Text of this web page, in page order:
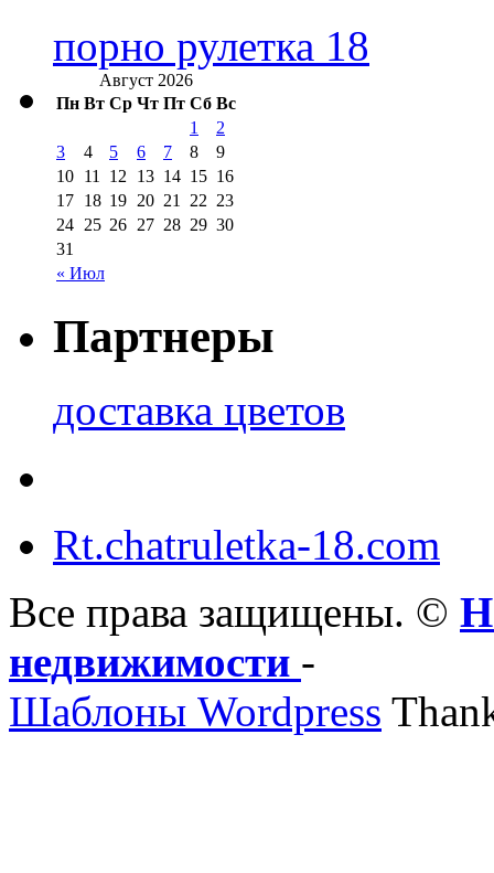
порно рулетка 18
Август 2026
Пн Вт Ср Чт Пт Сб Вс
« Июл
1
2
3
4 5 6 7 8
9
10 11 12 13 14 15 16
17 18 19 20 21 22 23
24 25 26 27 28 29 30
31
Партнеры
доставка цветов
Rt.chatruletka-18.com
Все права защищены. ©
недвижимости -
Шаблоны Wordpress